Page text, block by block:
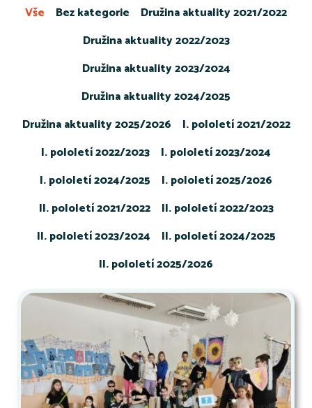
Bez kategorie
Družina aktuality 2021/2022
Družina aktuality 2022/2023
Družina aktuality 2023/2024
Družina aktuality 2024/2025
Družina aktuality 2025/2026
I. pololetí 2021/2022
I. pololetí 2022/2023
I. pololetí 2023/2024
I. pololetí 2024/2025
I. pololetí 2025/2026
II. pololetí 2021/2022
II. pololetí 2022/2023
II. pololetí 2023/2024
II. pololetí 2024/2025
II. pololetí 2025/2026
Vše